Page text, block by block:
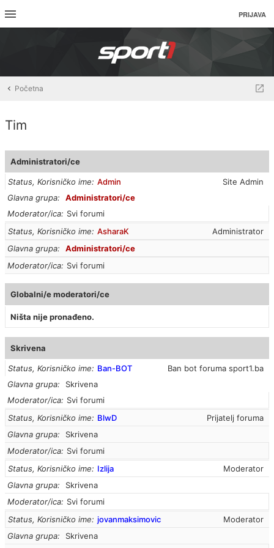
PRIJAVA
Početna
Tim
Administratori/ce
Status, Korisničko ime Site Admin
Admin
Glavna grupa
Administratori/ce
Moderator/ica
Svi forumi
Status, Korisničko ime
Administrator
AsharaK
Glavna grupa
Administratori/ce
Moderator/ica
Svi forumi
Globalni/e moderatori/ce
Ništa nije pronađeno.
Skrivena
Status, Korisničko ime Ban bot foruma sport1.ba
Ban-BOT
Glavna grupa
Skrivena
Moderator/ica
Svi forumi
Status, Korisničko ime
Prijatelj foruma
BlwD
Glavna grupa
Skrivena
Moderator/ica
Svi forumi
Status, Korisničko ime
Moderator
Izlija
Glavna grupa
Skrivena
Moderator/ica
Svi forumi
Status, Korisničko ime
Moderator
jovanmaksimovic
Glavna grupa
Skrivena